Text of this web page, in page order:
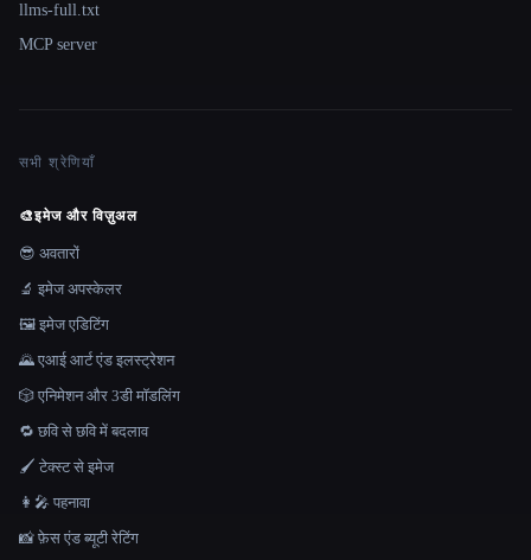
llms-full.txt
MCP server
सभी श्रेणियाँ
🎨इमेज और विज़ुअल
😎 अवतारों
🔬 इमेज अपस्केलर
🖼️ इमेज एडिटिंग
🌄 एआई आर्ट एंड इलस्ट्रेशन
🎲 एनिमेशन और 3डी मॉडलिंग
🔁 छवि से छवि में बदलाव
🖌️ टेक्स्ट से इमेज
👩‍🎤 पहनावा
📸 फ़ेस एंड ब्यूटी रेटिंग